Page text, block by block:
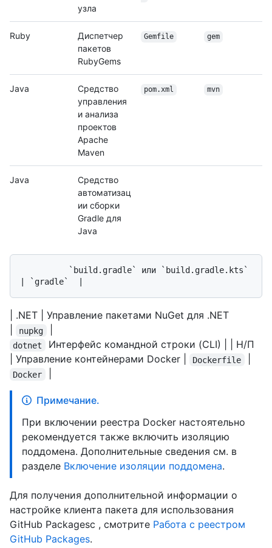
узла
Ruby
Диспетчер
пакетов
RubyGems
Gemfile gem
Java
Средство
управления
и анализа
проектов
Apache
Maven
pom.xml mvn
Java
Средство
автоматизац
ии сборки
Gradle для
Java
| .NET | Управление пакетами NuGet для .NET
nupkg
dotnet
Интерфейс командной строки (CLI) | | Н/П
| Управление контейнерами Docker |
Dockerfile
Docker
Примечание.
При включении реестра Docker настоятельно
рекомендуется также включить изоляцию
поддомена. Дополнительные сведения см. в
разделе Включение изоляции поддомена.
Для получения дополнительной информации о
настройке клиента пакета для использования
GitHub Packagesс , смотрите Работа с реестром
GitHub Packages.